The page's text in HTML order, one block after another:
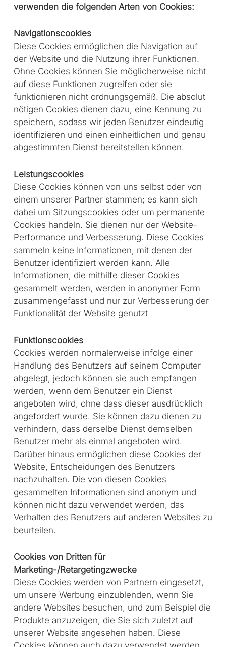
verwenden die folgenden Arten von Cookies:
Navigationscookies
Diese Cookies ermöglichen die Navigation auf
der Website und die Nutzung ihrer Funktionen.
Ohne Cookies können Sie möglicherweise nicht
auf diese Funktionen zugreifen oder sie
funktionieren nicht ordnungsgemäß. Die absolut
nötigen Cookies dienen dazu, eine Kennung zu
speichern, sodass wir jeden Benutzer eindeutig
identifizieren und einen einheitlichen und genau
abgestimmten Dienst bereitstellen können.
Leistungscookies
Diese Cookies können von uns selbst oder von
einem unserer Partner stammen; es kann sich
dabei um Sitzungscookies oder um permanente
Cookies handeln. Sie dienen nur der Website-
Performance und Verbesserung. Diese Cookies
sammeln keine Informationen, mit denen der
Benutzer identifiziert werden kann. Alle
Informationen, die mithilfe dieser Cookies
gesammelt werden, werden in anonymer Form
zusammengefasst und nur zur Verbesserung der
Funktionalität der Website genutzt
Funktionscookies
Cookies werden normalerweise infolge einer
Handlung des Benutzers auf seinem Computer
abgelegt, jedoch können sie auch empfangen
werden, wenn dem Benutzer ein Dienst
angeboten wird, ohne dass dieser ausdrücklich
angefordert wurde. Sie können dazu dienen zu
verhindern, dass derselbe Dienst demselben
Benutzer mehr als einmal angeboten wird.
Darüber hinaus ermöglichen diese Cookies der
Website, Entscheidungen des Benutzers
nachzuhalten. Die von diesen Cookies
gesammelten Informationen sind anonym und
können nicht dazu verwendet werden, das
Verhalten des Benutzers auf anderen Websites zu
beurteilen.
Cookies von Dritten für
Marketing-/Retargetingzwecke
Diese Cookies werden von Partnern eingesetzt,
um unsere Werbung einzublenden, wenn Sie
andere Websites besuchen, und zum Beispiel die
Produkte anzuzeigen, die Sie sich zuletzt auf
unserer Website angesehen haben. Diese